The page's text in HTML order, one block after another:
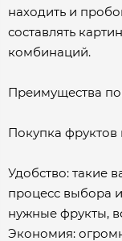
находить и
составлять
комбинаций.
Преимущества
Покупка фруктов
Удобство: такие
процесс выбора
нужные фрукты,
Экономия: